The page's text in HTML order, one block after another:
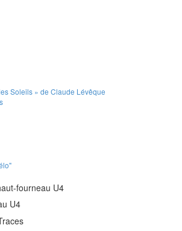
Soleils » de Claude Lévêque
U4